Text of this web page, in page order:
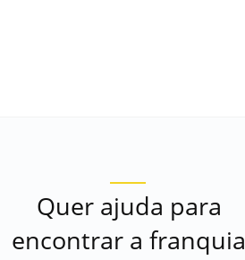
Quer ajuda para
encontrar a franquia